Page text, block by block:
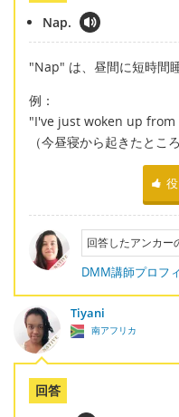
Nap.
"Nap" は、昼間に短時間
例：
"I've just woken up from
（今昼寝から起きたとこ
回答したアンカー
DMM講師プロフ
Tiyani
南アフリカ
回答